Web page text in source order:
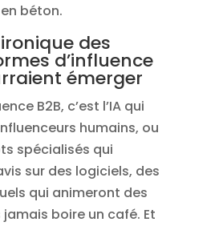
béton.
des
d’influence
émerger
B2B, c’est l’IA qui
humains, ou
spécialisés qui
sur des logiciels, des
qui animeront des
boire un café. Et